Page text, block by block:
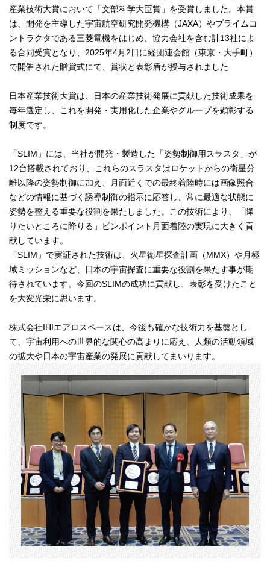
産業技術大賞において「文部科学大臣賞」を受賞しました。本賞
は、開発を主導した宇宙航空研究開発機構（JAXA）やプライムコ
ントラクタである三菱電機をはじめ、協力会社を含む計13社によ
る合同受賞となり、2025年4月2日に経団連会館（東京・大手町）
で開催された贈賞式にて、賞状と表彰盾が授与されました
日本産業技術大賞は、日本の産業技術発展に貢献した技術成果を
毎年選定し、これを開発・実用化した企業やグループを顕彰する
制度です。
「SLIM」には、当社が開発・製造した「姿勢制御用スラスタ」が
12台搭載されており、これらのスラスタはロケットからの衛星分
離以降の姿勢制御に加え、月面近くでの最終着陸時には画像照合
などの情報に基づく誘導制御の指示に応答し、常に最適な状態に
姿勢を整える重要な役割を果たしました。この技術により、「降
りたいところに降りる」ピンポイント月面着陸の実現に大きく貢
献しています。
「SLIM」で実証された技術は、火星衛星探査計画（MMX）や月極
域ミッションなど、日本の宇宙探査に重要な役割を果たす事が期
待されています。今回のSLIMの成功に貢献し、表彰を受けたこと
を大変光栄に思います。
株式会社IHIエアロスペースは、今後も確かな技術力を基盤とし
て、宇宙利用への世界的な関心の高まりに応え、人類の活動領域
の拡大や日本の宇宙産業の発展に貢献してまいります。